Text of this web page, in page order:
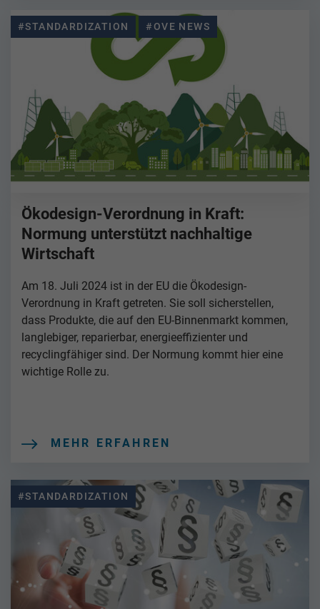
#STANDARDIZATION #OVE NEWS
Ökodesign-Verordnung in Kraft:
Normung unterstützt nachhaltige
Wirtschaft
Am 18. Juli 2024 ist in der EU die Ökodesign-
Verordnung in Kraft getreten. Sie soll sicherstellen,
dass Produkte, die auf den EU-Binnenmarkt kommen,
langlebiger, reparierbar, energieeffizienter und
recyclingfähiger sind. Der Normung kommt hier eine
wichtige Rolle zu.
MEHR ERFAHREN
#STANDARDIZATION